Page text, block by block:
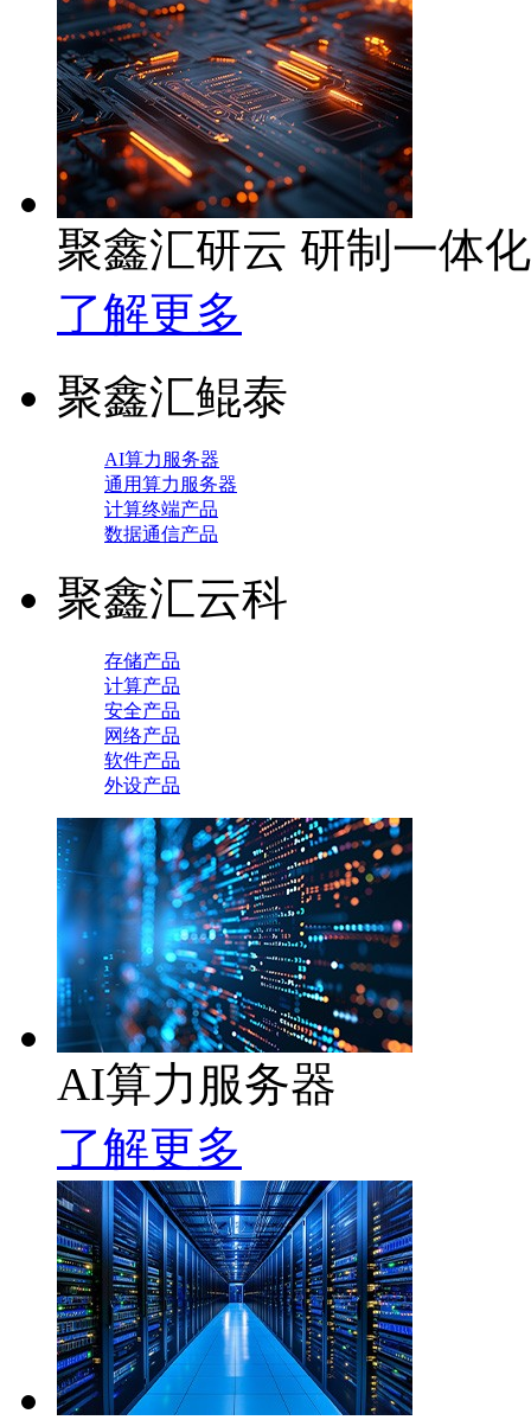
聚鑫汇研云 研制一体
了解更多
聚鑫汇鲲泰
AI算力服务器
通用算力服务器
计算终端产品
数据通信产品
聚鑫汇云科
存储产品
计算产品
安全产品
网络产品
软件产品
外设产品
AI算力服务器
了解更多